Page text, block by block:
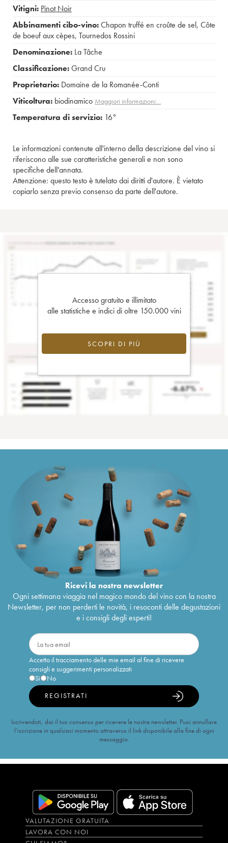
Vitigni: Pinot Noir
Abbinamenti cibo-vino:Chapon truffé en croûte de sel, Côte
de boeuf aux cèpes, Tournedos Rossini
Denominazione: La Tâche
Classificazione:Grand Cru
Proprietario: Domaine de la Romanée-Conti
Viticoltura: biodinamico Maggiori informazioni…
Temperatura di servizio: 16°
Le informazioni contenute all'interno della descrizione del vino si
riferiscono alle sue caratteristiche generali e non sono
specifiche dell'annata.
Attenzione: questo testo è tutelato dai diritti d'autore. È vietato
copiarlo senza previo consenso da parte dell'autore.
Accesso gratuito e illimitato
alle statistiche e indici di oltre 150.000 vini
SCOPRI DI PIÙ
Ricevi la nostra newsletter
Ogni settimana viaggia nel magico mondo del vino con la nostra
Newsletter, per non perderti le novità, i resoconti delle degustazioni
e i consigli degli esperti!
Accetto il tracciamento delle mie email al fine di ricevere
consigli e suggerimenti personalizzati
Sì
No
REGISTRATI
Iscrivendoti, dai il tuo consenso per ricevere le nostre newsletter. Puoi annullare
l’iscrizione in qualsiasi momento attraverso il link disponibile alla fine di ogni
messaggio.
VALUTAZIONE GRATUITA
LAVORA CON NOI